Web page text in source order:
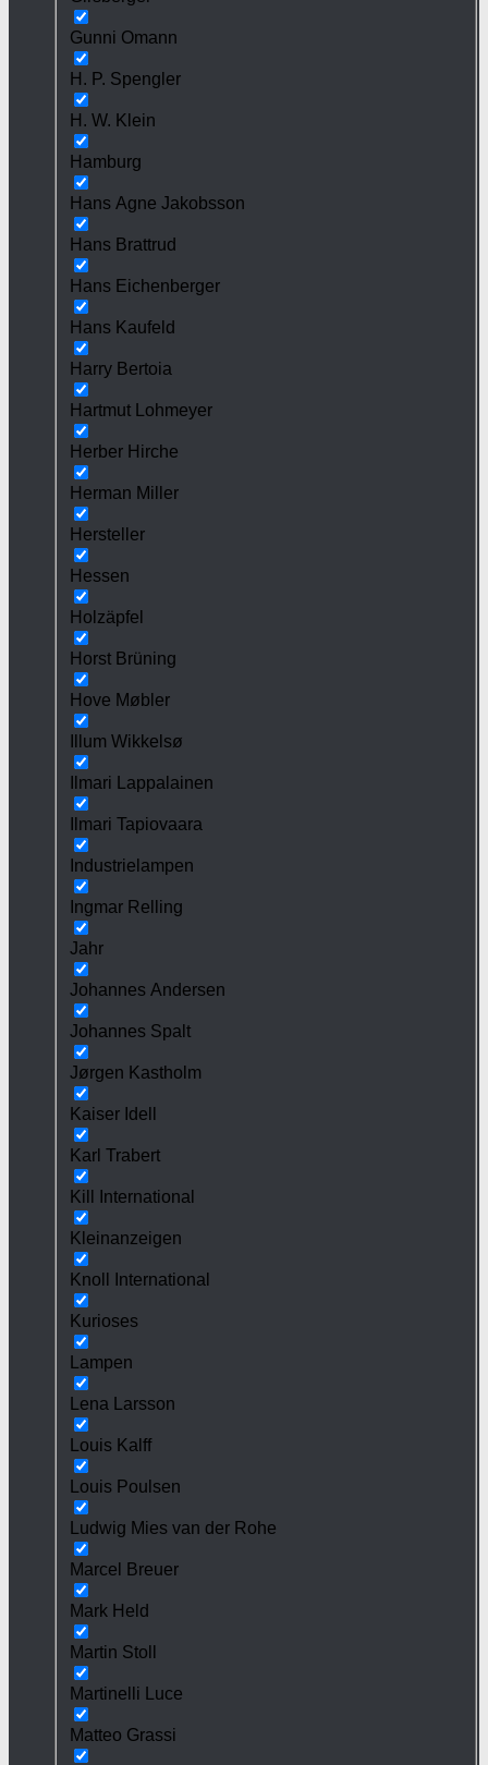
Gunni Omann
H. P. Spengler
H. W. Klein
Hamburg
Hans Agne Jakobsson
Hans Brattrud
Hans Eichenberger
Hans Kaufeld
Harry Bertoia
Hartmut Lohmeyer
Herber Hirche
Herman Miller
Hersteller
Hessen
Holzäpfel
Horst Brüning
Hove Møbler
Illum Wikkelsø
Ilmari Lappalainen
Ilmari Tapiovaara
Industrielampen
Ingmar Relling
Jahr
Johannes Andersen
Johannes Spalt
Jørgen Kastholm
Kaiser Idell
Karl Trabert
Kill International
Kleinanzeigen
Knoll International
Kurioses
Lampen
Lena Larsson
Louis Kalff
Louis Poulsen
Ludwig Mies van der Rohe
Marcel Breuer
Mark Held
Martin Stoll
Martinelli Luce
Matteo Grassi